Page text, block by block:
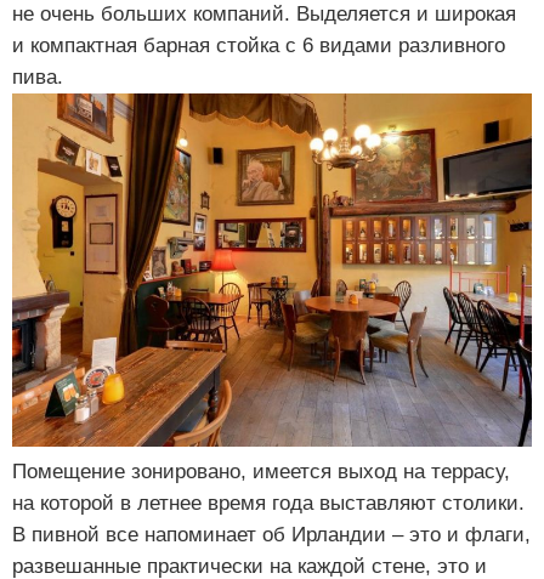
не очень больших компаний. Выделяется и широкая
и компактная барная стойка с 6 видами разливного
пива.
Помещение зонировано, имеется выход на террасу,
на которой в летнее время года выставляют столики.
В пивной все напоминает об Ирландии – это и флаги,
развешанные практически на каждой стене, это и